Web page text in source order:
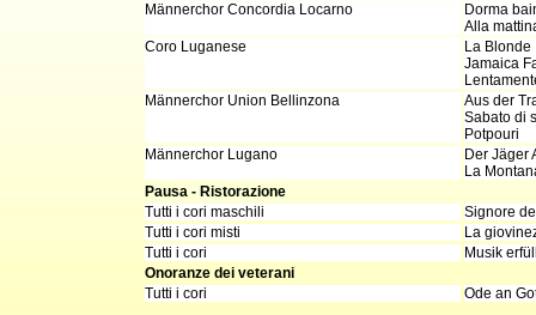
Männerchor Concordia Locarno
Dorma
Alla
Coro Luganese
La Blonde
Jamaica
Männerchor Union Bellinzona
Aus der
Sabato di
Potpouri
Männerchor Lugano
Der Jäger
La
Pausa - Ristorazione
Tutti i cori maschili
Signore
Tutti i cori misti
La
Tutti i cori
Musik
Onoranze dei veterani
Tutti i cori
Ode an